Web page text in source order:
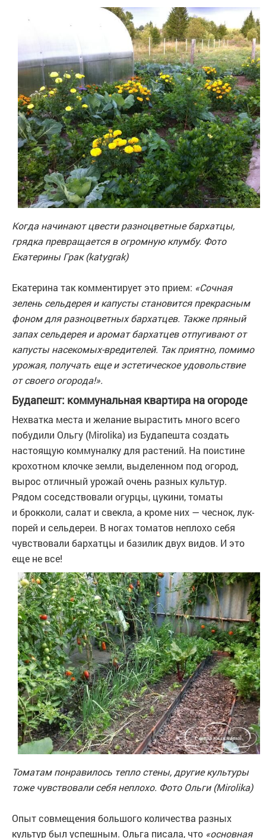
Когда начинают цвести разноцветные бархатцы,
грядка превращается в огромную клумбу. Фото
Екатерины Грак (katygrak)
Екатерина так комментирует это прием: «Сочная
зелень сельдерея и капусты становится прекрасным
фоном для разноцветных бархатцев. Также пряный
запах сельдерея и аромат бархатцев отпугивают от
капусты насекомых-вредителей. Так приятно, помимо
урожая, получать еще и эстетическое удовольствие
от своего огорода!».
Будапешт: коммунальная квартира на огороде
Нехватка места и желание вырастить много всего
побудили Ольгу (Mirolika) из Будапешта создать
настоящую коммуналку для растений. На поистине
крохотном клочке земли, выделенном под огород,
вырос отличный урожай очень разных культур.
Рядом соседствовали огурцы, цукини, томаты
и брокколи, салат и свекла, а кроме них — чеснок, лук-
порей и сельдереи. В ногах томатов неплохо себя
чувствовали бархатцы и базилик двух видов. И это
еще не все!
Томатам понравилось тепло стены, другие культуры
тоже чувствовали себя неплохо. Фото Ольги (Mirolika)
Опыт совмещения большого количества разных
культур был успешным. Ольга писала, что «основная